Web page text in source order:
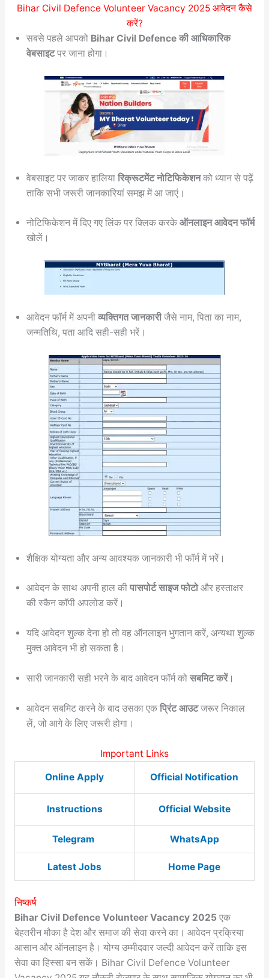
Bihar Civil Defence Volunteer Vacancy 2025 आवेदन कैसे
करें?
सबसे पहले आपको Bihar Civil Defence की आधिकारिक
वेबसाइटपर जाना होगा।
वेबसाइट पर जाकर हालिया रिक्रूटमेंट नोटिफिकेशनको ध्यान से पढ़ें
ताकि सभी जरूरी जानकारियां समझ में आ जाएं।
नोटिफिकेशन में दिए गए लिंक पर क्लिक करके ऑनलाइन आवेदन फॉर्म
खोलें।
आवेदन फॉर्म में अपनी व्यक्तिगत जानकारीजैसे नाम, पिता का नाम,
जन्मतिथि, पता आदि सही-सही भरें।
शैक्षिक योग्यता और अन्य आवश्यक जानकारी भी फॉर्म में भरें।
आवेदन के साथ अपनी हाल की पासपोर्ट साइज फोटोऔर हस्ताक्षर
की स्कैन कॉपी अपलोड करें।
यदि आवेदन शुल्क देना हो तो वह ऑनलाइन भुगतान करें, अन्यथा शुल्क
मुक्त आवेदन भी हो सकता है।
सारी जानकारी सही भरने के बाद आवेदन फॉर्म को सबमिट करें।
आवेदन सबमिट करने के बाद उसका एक प्रिंट आउटजरूर निकाल
लें, जो आगे के लिए जरूरी होगा।
Important Links
Online Apply Official Notification
Instructions Official Website
Telegram WhatsApp
Latest Jobs Home Page
निष्कर्ष
Bihar Civil Defence Volunteer Vacancy 2025 एक
बेहतरीन मौका है देश और समाज की सेवा करने का। आवेदन प्रक्रिया
आसान और ऑनलाइन है। योग्य उम्मीदवार जल्दी आवेदन करें ताकि इस
सेवा का हिस्सा बन सकें। Bihar Civil Defence Volunteer